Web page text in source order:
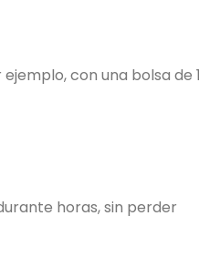
con una bolsa de 1
horas, sin perder